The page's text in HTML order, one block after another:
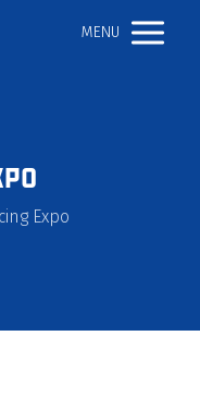
MENU
Expo